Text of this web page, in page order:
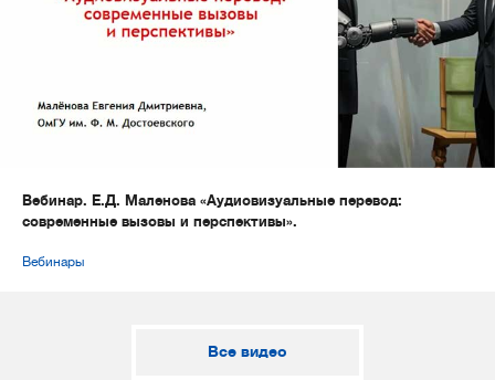
Вебинар. Е.Д. Маленова «Аудиовизуальные перевод:
современные вызовы и перспективы».
Вебинары
Все видео